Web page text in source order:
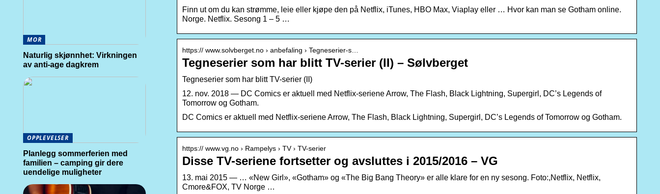
Finn ut om du kan strømme, leie eller kjøpe den på Netflix, iTunes, HBO Max, Viaplay eller … Hvor kan man se Gotham online.
Norge. Netflix. Sesong 1 – 5 …
https:// www.solvberget.no › anbefaling › Tegneserier-s…
Tegneserier som har blitt TV-serier (II) – Sølvberget
Tegneserier som har blitt TV-serier (II)
12. nov. 2018 — DC Comics er aktuell med Netflix-seriene Arrow, The Flash, Black Lightning, Supergirl, DC’s Legends of
Tomorrow og Gotham.
DC Comics er aktuell med Netflix-seriene Arrow, The Flash, Black Lightning, Supergirl, DC’s Legends of Tomorrow og Gotham.
https:// www.vg.no › Rampelys › TV › TV-serier
Disse TV-seriene fortsetter og avsluttes i 2015/2016 – VG
13. mai 2015 — … «New Girl», «Gotham» og «The Big Bang Theory» er alle klare for en ny sesong. Foto:,Netflix, Netflix,
Cmore&FOX, TV Norge …
MOR
Naturlig skjønnhet: Virkningen
av anti-age dagkrem
OPPLEVELSER
Planlegg sommerferien med
familien – camping gir dere
uendelige muligheter